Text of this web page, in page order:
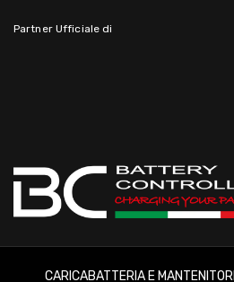
Partner Ufficiale di
CARICABATTERIA E MANTENITORI